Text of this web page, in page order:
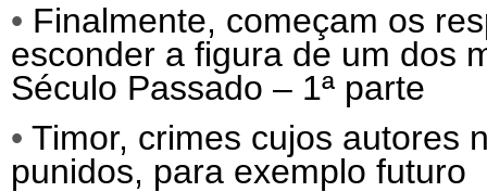
• Finalmente, começam os
esconder a figura de um dos
Século Passado – 1ª parte
• Timor, crimes cujos autores
punidos, para exemplo futuro